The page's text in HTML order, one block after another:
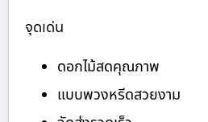
จุดเด่น
ดอกไม้สดคุณภาพ
แบบพวงหรีดสวยงาม